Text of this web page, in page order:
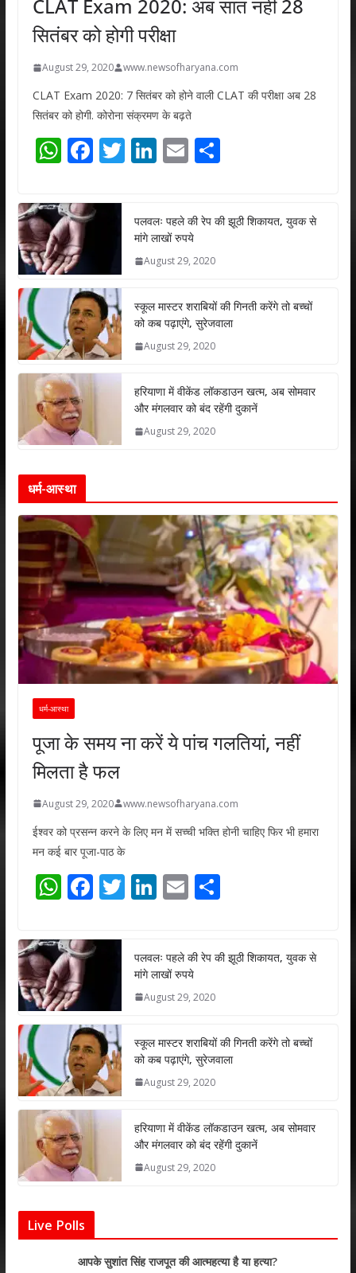
CLAT Exam 2020: अब सात नहीं 28
सितंबर को होगी परीक्षा
August 29, 2020 www.newsofharyana.com
CLAT Exam 2020: 7 सितंबर को होने वाली CLAT की परीक्षा अब 28
सितंबर को होगी. कोरोना संक्रमण के बढ़ते
W
at
s
A
p
p
F
e
b
o
k
T
er
Li
e
dI
n
E
l
S
e
पलवलः पहले की रेप की झूठी शिकायत, युवक से
मांगे लाखों रुपये
August 29, 2020
स्कूल मास्टर शराबियों की गिनती करेंगे तो बच्चों
को कब पढ़ाएंगे, सुरेजवाला
August 29, 2020
हरियाणा में वीकेंड लॉकडाउन खत्म, अब सोमवार
और मंगलवार को बंद रहेंगी दुकानें
August 29, 2020
धर्म-आस्था
धर्म-आस्था
पूजा के समय ना करें ये पांच गलतियां, नहीं
मिलता है फल
August 29, 2020 www.newsofharyana.com
ईश्वर को प्रसन्न करने के लिए मन में सच्ची भक्ति होनी चाहिए फिर भी हमारा
मन कई बार पूजा-पाठ के
W
at
s
A
p
p
F
e
b
o
k
T
er
Li
e
dI
n
E
l
S
e
पलवलः पहले की रेप की झूठी शिकायत, युवक से
मांगे लाखों रुपये
August 29, 2020
स्कूल मास्टर शराबियों की गिनती करेंगे तो बच्चों
को कब पढ़ाएंगे, सुरेजवाला
August 29, 2020
हरियाणा में वीकेंड लॉकडाउन खत्म, अब सोमवार
और मंगलवार को बंद रहेंगी दुकानें
August 29, 2020
Live Polls
आपके सुशांत सिंह राजपूत की आत्महत्या है या हत्या?